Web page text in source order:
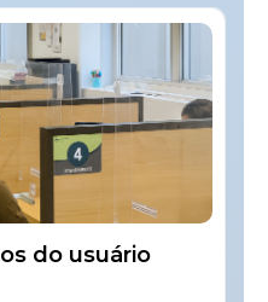
do usuário